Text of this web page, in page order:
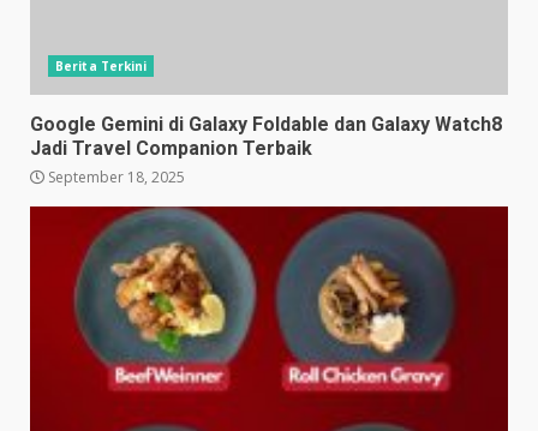
Berita Terkini
Google Gemini di Galaxy Foldable dan Galaxy Watch8
Jadi Travel Companion Terbaik
September 18, 2025